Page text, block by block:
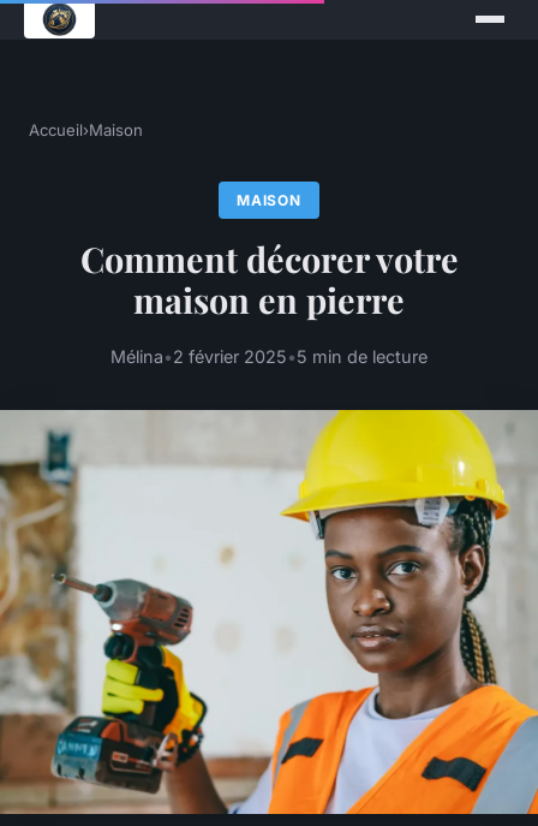
Accueil›Maison
MAISON
Comment décorer votre
maison en pierre
Mélina•2 février 2025•5 min de lecture